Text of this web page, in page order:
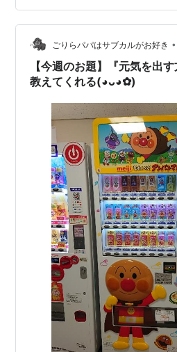
多くて（可愛い吸血鬼もいたよ
いる人で実は異常人格者だった
（※うろ覚えです。なんたってン
ごりらパパはサブカルがお好き •
【今週のお題】『元気を出
教えてくれる(⁠◕⁠ᴗ⁠◕⁠✿⁠)